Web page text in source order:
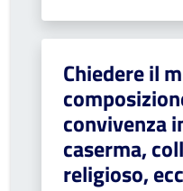
Chiedere il
convivenza
caserma,
religioso,